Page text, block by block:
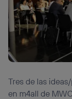
Tres de las
en m4all de